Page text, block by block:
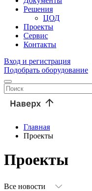
Решения
ЦОД
Проекты
Сервис
Контакты
Вход и регистрация
Подобрать оборудование
Главная
Проекты
Проекты
Все новости